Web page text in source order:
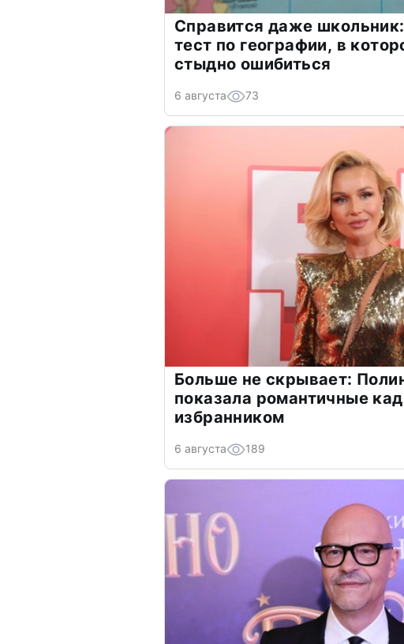
Справится даже
тест по географии, в
стыдно ошибиться
6 августа 73
Больше не скрывает:
показала романтичные
избранником
6 августа 189